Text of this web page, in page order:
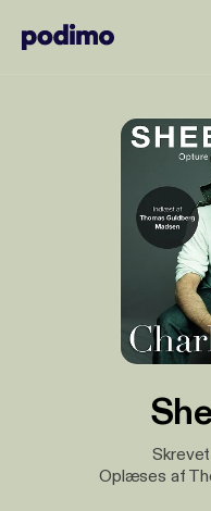
Oplæses af